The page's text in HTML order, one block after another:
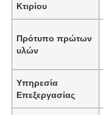
Κτιρίου
Πρότυπο πρώτων
υλών
Υπηρεσία
Επεξεργασίας